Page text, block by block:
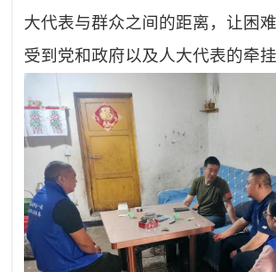
大代表与群众之间的距离，让困
受到党和政府以及人大代表的牵挂